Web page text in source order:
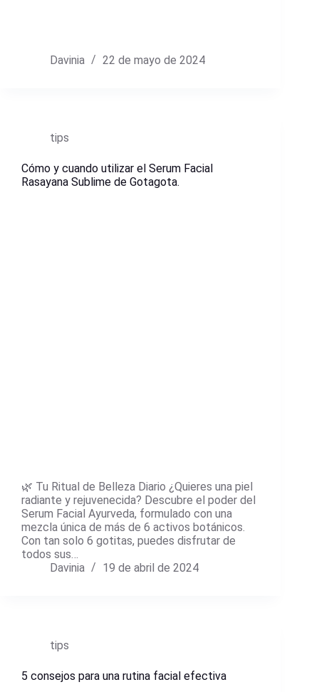
Davinia 22 de mayo de 2024
tips
Cómo y cuando utilizar el Serum Facial
Rasayana Sublime de Gotagota.
🌿 Tu Ritual de Belleza Diario ¿Quieres una piel
radiante y rejuvenecida? Descubre el poder del
Serum Facial Ayurveda, formulado con una
mezcla única de más de 6 activos botánicos.
Con tan solo 6 gotitas, puedes disfrutar de
todos sus…
Davinia
19 de abril de 2024
tips
5 consejos para una rutina facial efectiva